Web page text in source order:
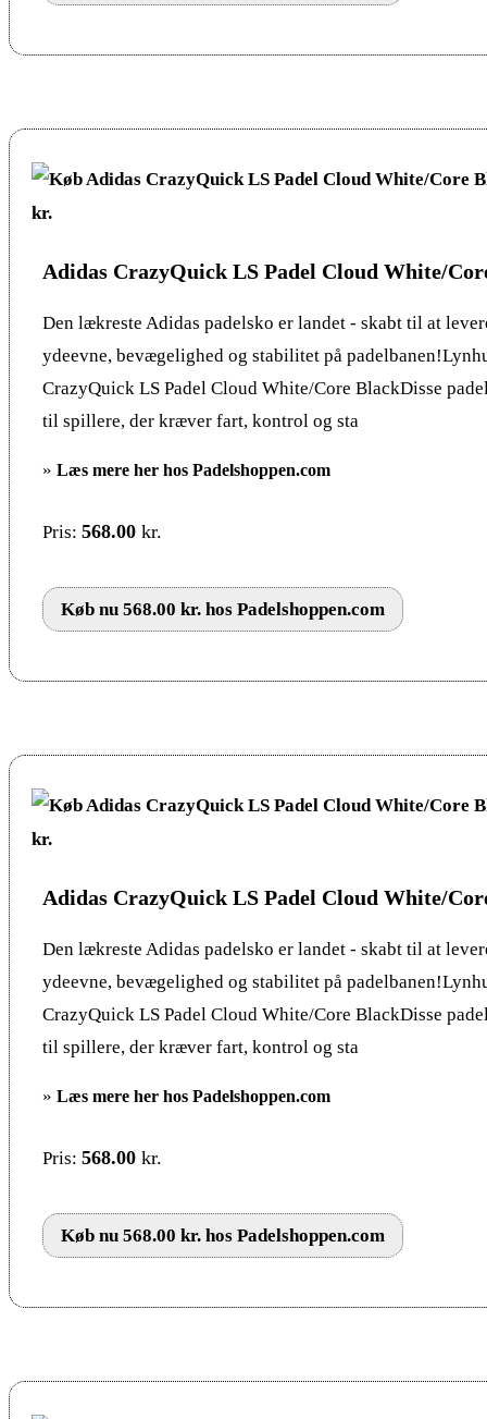
Adidas CrazyQuick LS Padel Cloud White/
Den lækreste Adidas padelsko er landet - skabt til at
ydeevne, bevægelighed og stabilitet på
CrazyQuick LS Padel Cloud White/Core BlackDisse
til spillere, der kræver fart, kontrol og sta
» Læs mere her hos Padelshoppen.com
Pris: 568.00 kr.
Køb nu 568.00 kr. hos Padelshoppen.com
Adidas CrazyQuick LS Padel Cloud White/
Den lækreste Adidas padelsko er landet - skabt til at
ydeevne, bevægelighed og stabilitet på
CrazyQuick LS Padel Cloud White/Core BlackDisse
til spillere, der kræver fart, kontrol og sta
» Læs mere her hos Padelshoppen.com
Pris: 568.00 kr.
Køb nu 568.00 kr. hos Padelshoppen.com